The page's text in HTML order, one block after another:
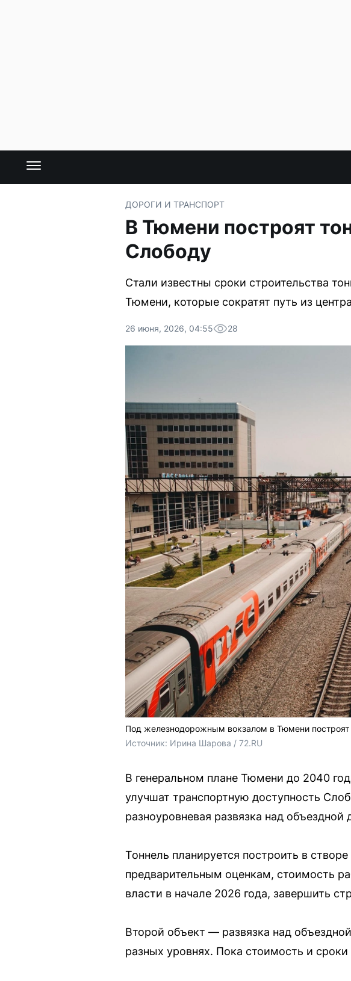
ДОРОГИ И ТРАНСПОРТ
В Тюмени построят
Слободу
Стали известны сроки строительства
Тюмени, которые сократят путь из
26 июня, 2026, 04:55 28
Под железнодорожным вокзалом в Тюмени построят
Источник: Ирина Шарова / 72.RU
В генеральном плане Тюмени до 2040
улучшат транспортную доступность
разноуровневая развязка над объездной
Тоннель планируется построить в
предварительным оценкам, стоимость
власти в начале 2026 года, завершить
Второй объект — развязка над
разных уровнях. Пока стоимость и